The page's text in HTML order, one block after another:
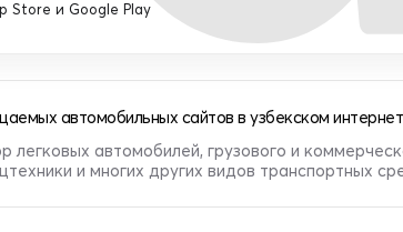
Store и Google Play
автомобильных сайтов в узбекском
автомобилей, грузового и
и многих других видов транспортных